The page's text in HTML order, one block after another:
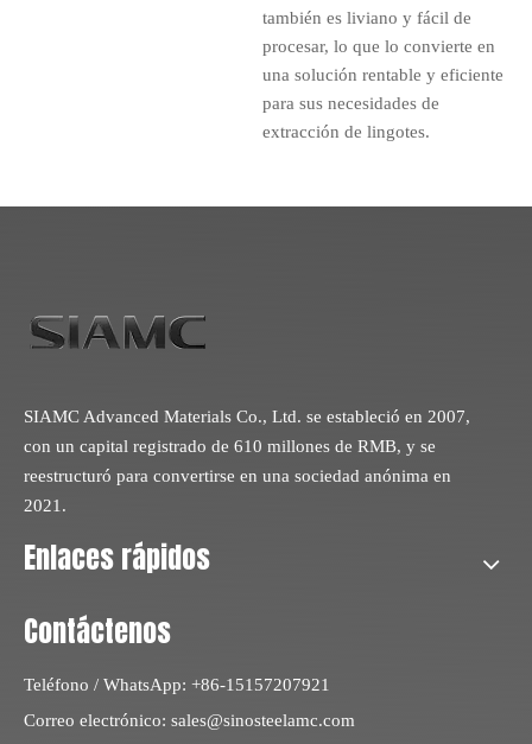
también es liviano y fácil de
procesar, lo que lo convierte en
una solución rentable y eficiente
para sus necesidades de
extracción de lingotes.
SIAMC Advanced Materials Co., Ltd. se estableció en 2007,
con un capital registrado de 610 millones de RMB, y se
reestructuró para convertirse en una sociedad anónima en
2021.
Enlaces rápidos
Contáctenos
Teléfono / WhatsApp: +86-15157207921
Correo electrónico: sales@sinosteelamc.com